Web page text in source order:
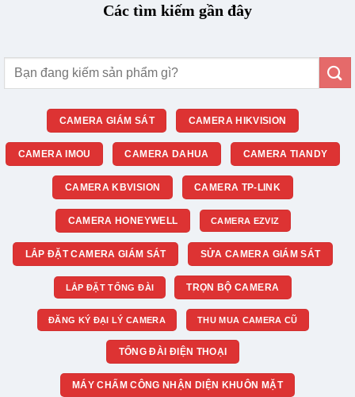
Các tìm kiếm gần đây
Tìm
CAMERA GIÁM SÁT CAMERA HIKVISION
CAMERA IMOU CAMERA DAHUA CAMERA TIANDY
CAMERA KBVISION CAMERA TP-LINK
CAMERA HONEYWELL CAMERA EZVIZ
LẮP ĐẶT CAMERA GIÁM SÁT SỬA CAMERA GIÁM SÁT
LẮP ĐẶT TỔNG ĐÀI TRỌN BỘ CAMERA
ĐĂNG KÝ ĐẠI LÝ CAMERA THU MUA CAMERA CŨ
TỔNG ĐÀI ĐIỆN THOẠI
MÁY CHẤM CÔNG NHẬN DIỆN KHUÔN MẶT